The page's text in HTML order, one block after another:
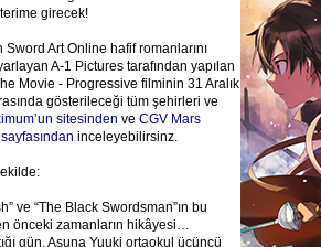
girecek!
Sword Art Online hafif romanlarını
A-1 Pictures tarafından yapılan
Movie - Progressive filminin 31 Aralık
gösterileceği tüm şehirleri ve
sitesinden ve CGV Mars
inceleyebilirsinz.
ve “The Black Swordsman”ın bu
önceki zamanların hikâyesi…
gün, Asuna Yuuki ortaokul üçüncü